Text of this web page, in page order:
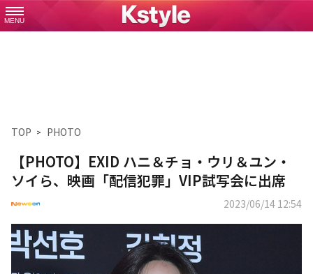
MENU
TOP PHOTO
【PHOTO】EXID ハニ＆チョ・ウリ＆ユン・
ソイら、映画「配信犯罪」VIP試写会に出席
2023/06/14 12:54